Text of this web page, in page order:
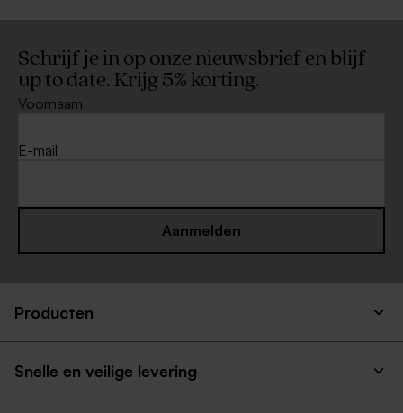
Schrijf je in op onze nieuwsbrief en blijf
up to date. Krijg 5% korting.
Voornaam
E-mail
Aanmelden
Producten
Snelle en veilige levering